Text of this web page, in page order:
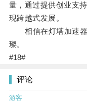
量，通过提供创业支
现跨越式发展。
相信在灯塔加速器
璨。
#18#
评论
游客